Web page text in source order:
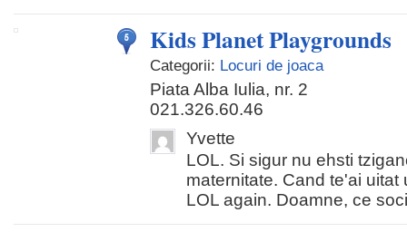
Kids Planet Playgrounds
Categorii: Locuri de joaca
Piata Alba Iulia, nr. 2
021.326.60.46
Yvette
LOL. Si sigur nu ehsti
maternitate. Cand te'ai uitat
LOL again. Doamne, ce